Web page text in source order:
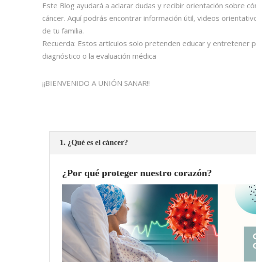
Este Blog ayudará a aclarar dudas y recibir orientación sobre
cáncer. Aquí podrás encontrar información útil, videos
de tu familia.
Recuerda: Estos artículos solo pretenden educar y entretener
diagnóstico o la evaluación médica
¡¡BIENVENIDO A UNIÓN SANAR!!
1. ¿Qué es el cáncer?
¿Por qué proteger nuestro corazón?